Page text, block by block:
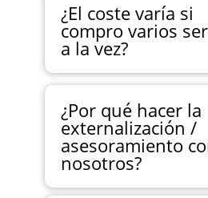
¿El coste varía si
compro varios
a la vez?
¿Por qué hacer la
externalización /
asesoramiento
nosotros?